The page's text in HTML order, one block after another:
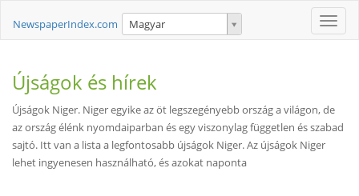
Toggle
NewspaperIndex.com Magyar
Újságok és hírek
Újságok Niger. Niger egyike az öt legszegényebb ország a világon, de
az ország élénk nyomdaiparban és egy viszonylag független és szabad
sajtó. Itt van a lista a legfontosabb újságok Niger. Az újságok Niger
lehet ingyenesen használható, és azokat naponta